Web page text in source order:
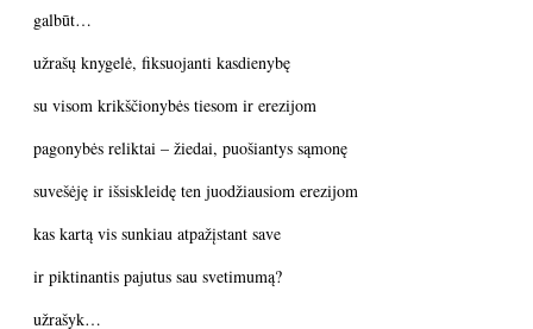
galbūt…
užrašų knygelė, fiksuojanti kasdienybę
su visom krikščionybės tiesom ir erezijom
pagonybės reliktai – žiedai, puošiantys sąmonę
suvešėję ir išsiskleidę ten juodžiausiom erezijom
kas kartą vis sunkiau atpažįstant save
ir piktinantis pajutus sau svetimumą?
užrašyk…